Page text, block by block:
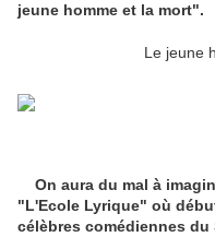
jeune homme et la mort".
Le jeune homme
On aura du mal à
"L'Ecole Lyrique" où
célèbres comédiennes du